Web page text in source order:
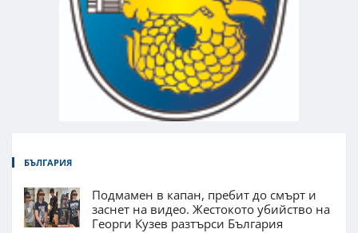
БЪЛГАРИЯ
Подмамен в капан, пребит до смърт и
заснет на видео. Жестокото убийство на
Георги Кузев разтърси България